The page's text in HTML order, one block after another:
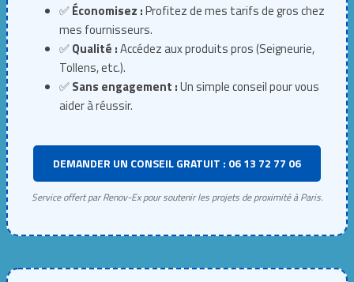
✅Économisez :Profitez de mes tarifs de gros chez
mes fournisseurs.
✅Qualité :Accédez aux produits pros (Seigneurie,
Tollens, etc.).
✅Sans engagement :Un simple conseil pour vous
aider à réussir.
DEMANDER UN CONSEIL GRATUIT : 06 13 72 77 06
Service offert par Renov-Ex pour soutenir les projets de proximité à Paris.